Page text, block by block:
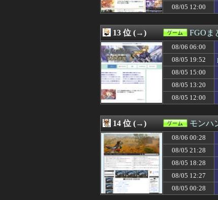
08/05 19:45
【原神】アリ
08/05 19:34
【速報】「
08/05 19:05
ししれっと虫
08/05 19:00
【艦これ】
08/05 19:00
【艦これ】な
08/05 18:47
【朗報】文
08/05 18:30
【FE万紫千
08/05 18:30
【ウマ娘】
08/05 18:28
【モンハン
08/05 18:25
ヴィンランド
08/05 18:09
【FF14】
08/05 18:01
【ウマ娘】
08/05 18:01
ミリタリーリ
08/05 18:00
【東方】早苗
08/05 18:00
【ラーメン
08/05 18:00
【艦これ】
08/05 18:00
【グラブル
08/05 18:00
【艦これ】
08/05 17:10
【FF14】8月
08/05 17:00
【艦これ】こ
08/05 16:47
【画像】の
08/05 12:00
13 位 (→) FGOま
08/06 06:00
08/05 19:52
08/05 15:00
08/05 13:20
08/05 12:00
14 位 (→) モンハ
08/06 00:28
08/05 21:28
08/05 18:28
08/05 12:27
08/05 00:28